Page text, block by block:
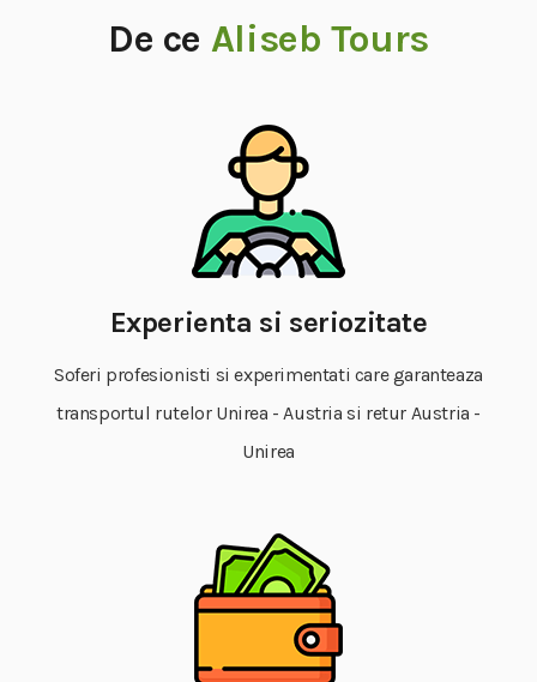
De ce Aliseb Tours
Experienta si seriozitate
Soferi profesionisti si experimentati care garanteaza
transportul rutelor Unirea - Austria si retur Austria -
Unirea